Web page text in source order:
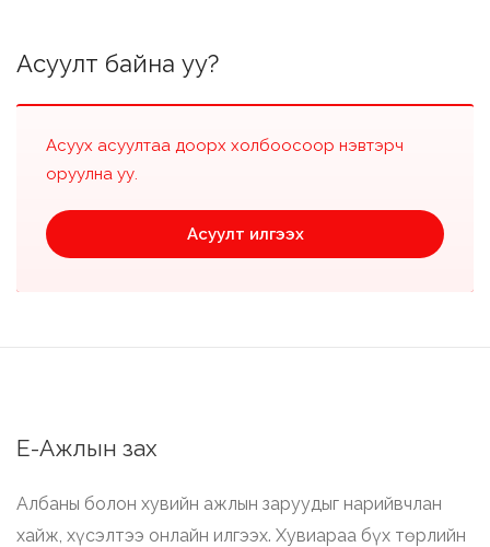
Асуулт байна уу?
Асуух асуултаа доорх холбоосоор нэвтэрч
оруулна уу.
Асуулт илгээх
Е-Ажлын зах
Албаны болон хувийн ажлын заруудыг нарийвчлан
хайж, хүсэлтээ онлайн илгээх. Хувиараа бүх төрлийн